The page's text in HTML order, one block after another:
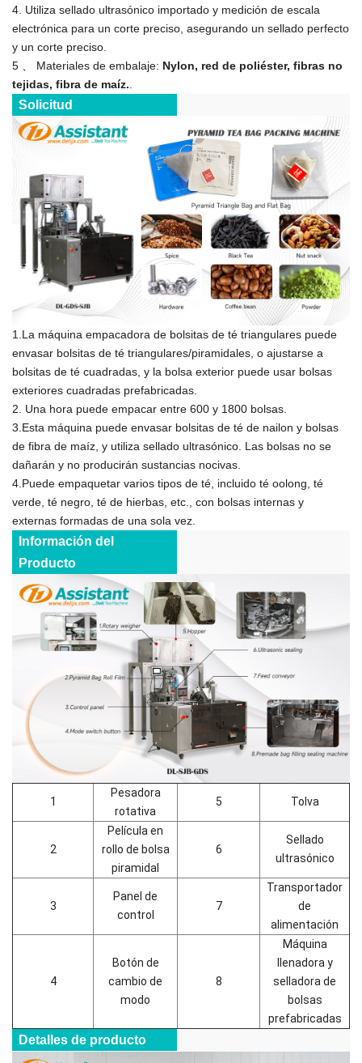
4. Utiliza sellado ultrasónico importado y medición de escala
electrónica para un corte preciso, asegurando un sellado perfecto
y un corte preciso.
5 、 Materiales de embalaje: Nylon, red de poliéster, fibras no
tejidas, fibra de maíz..
Solicitud
1.La máquina empacadora de bolsitas de té triangulares puede
envasar bolsitas de té triangulares/piramidales, o ajustarse a
bolsitas de té cuadradas, y la bolsa exterior puede usar bolsas
exteriores cuadradas prefabricadas.
2. Una hora puede empacar entre 600 y 1800 bolsas.
3.Esta máquina puede envasar bolsitas de té de nailon y bolsas
de fibra de maíz, y utiliza sellado ultrasónico. Las bolsas no se
dañarán y no producirán sustancias nocivas.
4.Puede empaquetar varios tipos de té, incluido té oolong, té
verde, té negro, té de hierbas, etc., con bolsas internas y
externas formadas de una sola vez.
Información del
Producto
1
Pesadora
rotativa
5 Tolva
2
Película en
rollo de bolsa
piramidal
6
Sellado
ultrasónico
3
Panel de
control
7
Transportador
de
alimentación
4
Botón de
cambio de
modo
8
Máquina
llenadora y
selladora de
bolsas
prefabricadas
Detalles de producto